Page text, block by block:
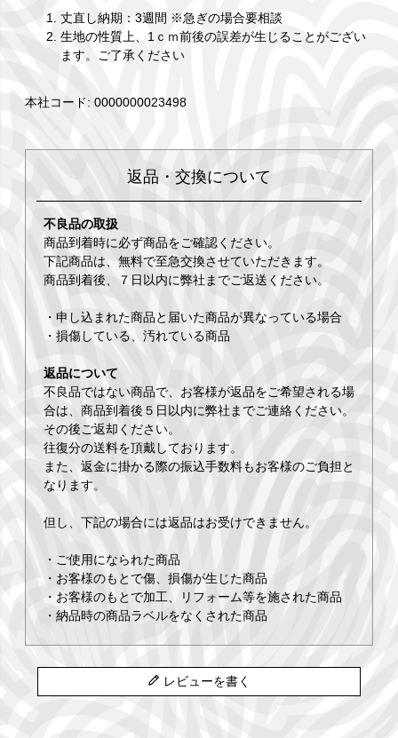
丈直し納期：3週間 ※急ぎの場合要相談
生地の性質上、1ｃｍ前後の誤差が生じることがござい
ます。ご了承ください
本社コード: 0000000023498
返品・交換について
不良品の取扱
商品到着時に必ず商品をご確認ください。
下記商品は、無料で至急交換させていただきます。
商品到着後、７日以内に弊社までご返送ください。
・申し込まれた商品と届いた商品が異なっている場合
・損傷している、汚れている商品
返品について
不良品ではない商品で、お客様が返品をご希望される場
合は、商品到着後５日以内に弊社までご連絡ください。
その後ご返却ください。
往復分の送料を頂戴しております。
また、返金に掛かる際の振込手数料もお客様のご負担と
なります。
但し、下記の場合には返品はお受けできません。
・ご使用になられた商品
・お客様のもとで傷、損傷が生じた商品
・お客様のもとで加工、リフォーム等を施された商品
・納品時の商品ラベルをなくされた商品
レビューを書く